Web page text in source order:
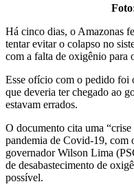
Há cinco dias, o Amazonas
tentar evitar o colapso no
com a falta de oxigênio para
Esse ofício com o pedido foi
que deveria ter chegado ao
estavam errados.
O documento cita uma “crise
pandemia de Covid-19, com
governador Wilson Lima
de desabastecimento de
possível.